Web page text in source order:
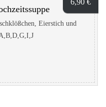
6,90 €
Eierstich und